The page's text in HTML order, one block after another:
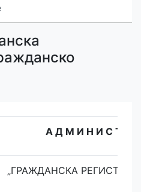
А Д М И Н И С Т Р
„ГРАЖДАНСКА